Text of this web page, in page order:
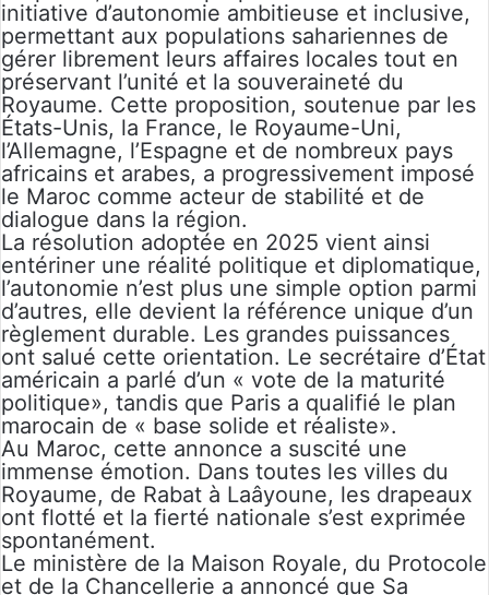
initiative d’autonomie ambitieuse et inclusive,
permettant aux populations sahariennes de
gérer librement leurs affaires locales tout en
préservant l’unité et la souveraineté du
Royaume. Cette proposition, soutenue par les
États-Unis, la France, le Royaume-Uni,
l’Allemagne, l’Espagne et de nombreux pays
africains et arabes, a progressivement imposé
le Maroc comme acteur de stabilité et de
dialogue dans la région.
La résolution adoptée en 2025 vient ainsi
entériner une réalité politique et diplomatique,
l’autonomie n’est plus une simple option parmi
d’autres, elle devient la référence unique d’un
règlement durable. Les grandes puissances
ont salué cette orientation. Le secrétaire d’État
américain a parlé d’un « vote de la maturité
politique», tandis que Paris a qualifié le plan
marocain de « base solide et réaliste».
Au Maroc, cette annonce a suscité une
immense émotion. Dans toutes les villes du
Royaume, de Rabat à Laâyoune, les drapeaux
ont flotté et la fierté nationale s’est exprimée
spontanément.
Le ministère de la Maison Royale, du Protocole
et de la Chancellerie a annoncé que Sa